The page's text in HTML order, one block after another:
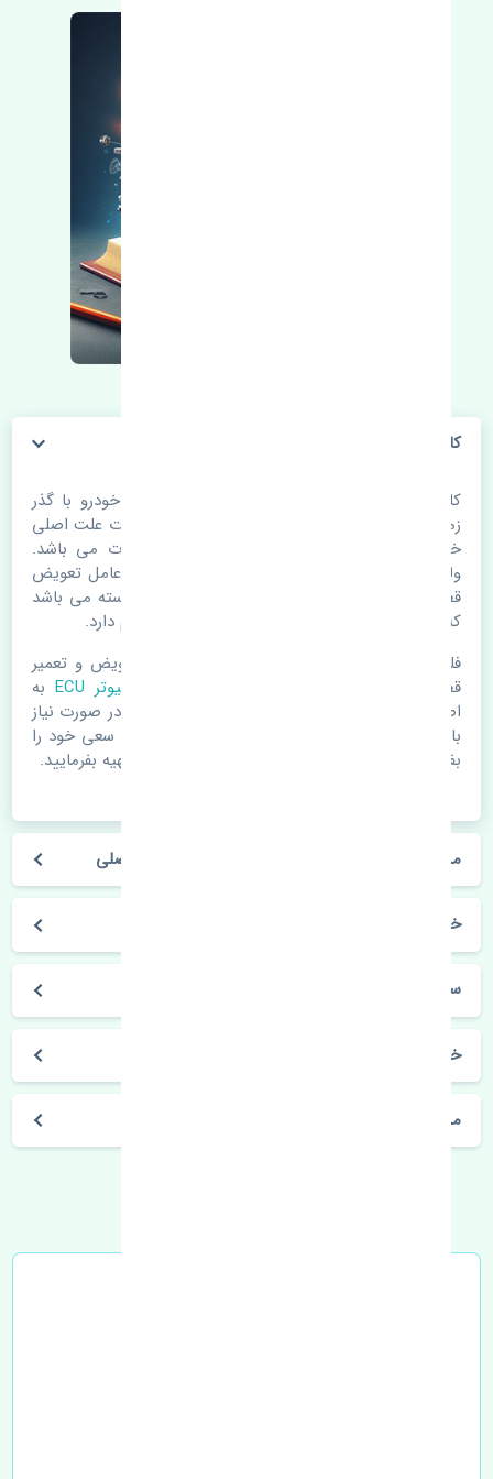
کامپیوتر ECU کیا سراتو 2010-2014 اصلی
کامپیوتر ECU کیا سراتو 2010-2014 اصلی. قطعات خودرو با گذر
زمان و طی مسافت مستحلک می شوند. اغلب اوقات علت اصلی
خرابی لوازم یدکی اتومبیل مستحلک شدن قطعات می باشد.
ولی دلایلی مثل تصادفات و حوادث نیز می تواند عامل تعویض
قطعات یدکی باشد. خودرو مجموعه ای به هم پیوسته می باشد
که هر قطعه روی قطعه یا قطعات دیگر تاثیر مستقیم دارد.
فلذا در صورت خرابی در اسرع زمان نسبت به تعویض و تعمیر
قطعات یدکی اقدام فرمایید. در زمان
خرید کامپیوتر ECU
به
اصلی بودن و کیفیت قطعات بسیار توجه بفرمایید. در صورت نیاز
با مکانیک و کارشناسان در این زمینه مشورت کنید. سعی خود را
بفرمایید تا قطعات یدکی را از فروشگاه های معتبر تهیه بفرمایید.
مشخصات فنی کامپیوتر ECU کیا سراتو 2010-2014 اصلی
خودروسازی کیا
سراتو 2010-2014
خرید کامپیوتر ECU کیا سراتو 2010-2014 اصلی
مشخصات فنی اتومبیل